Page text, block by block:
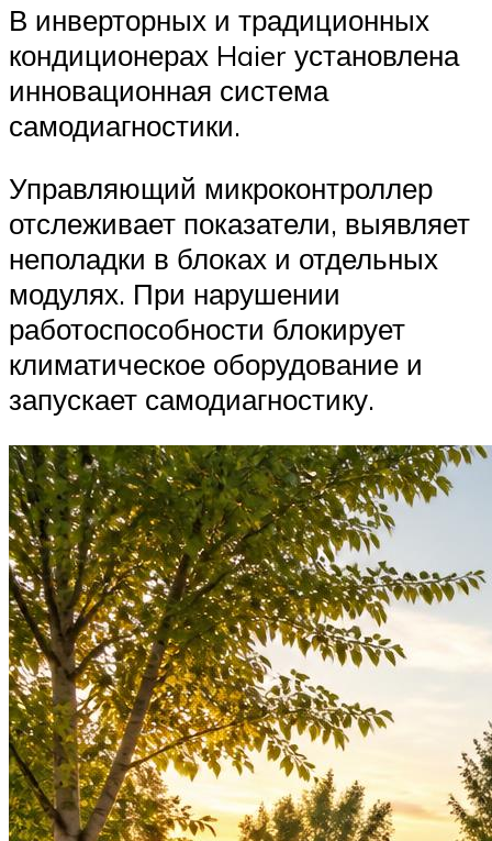
В инверторных и традиционных
кондиционерах Haier установлена
инновационная система
самодиагностики.
Управляющий микроконтроллер
отслеживает показатели, выявляет
неполадки в блоках и отдельных
модулях. При нарушении
работоспособности блокирует
климатическое оборудование и
запускает самодиагностику.